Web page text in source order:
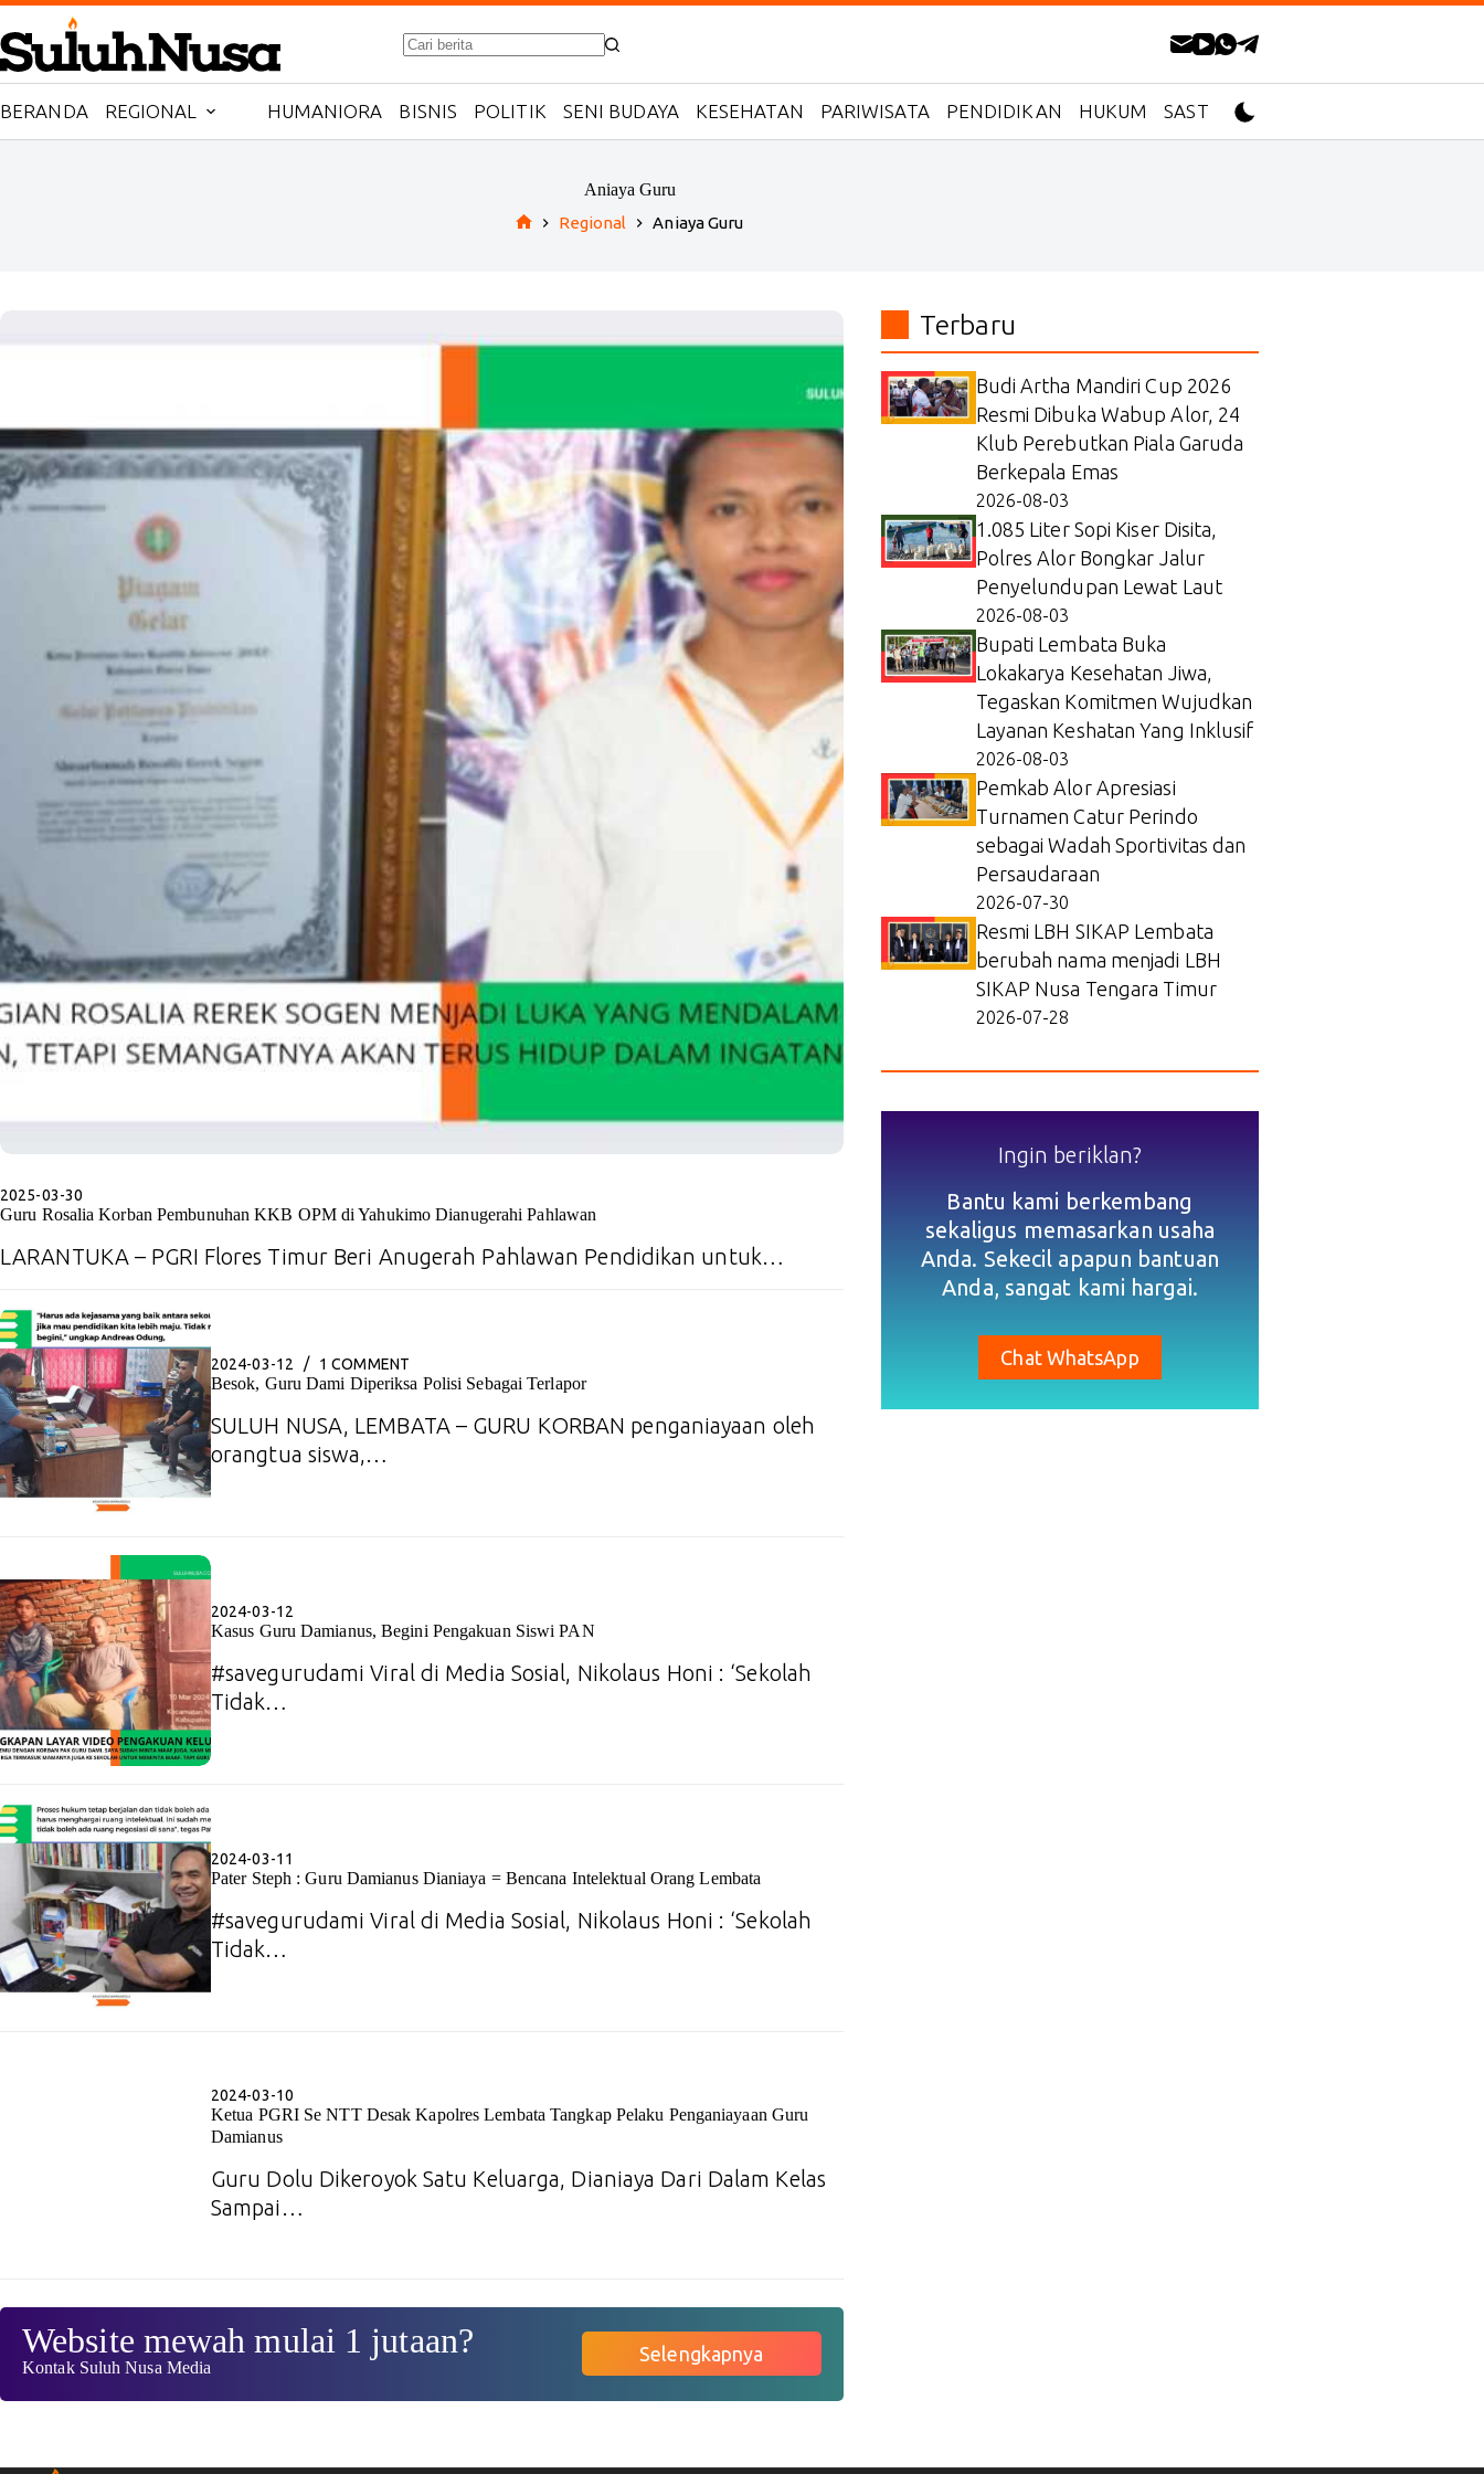
Skip
to
content
No
BERANDA REGIONAL HUMANIORA BISNIS POLITIK SENI BUDAYA KESEHATAN PARIWISATA PENDIDIKAN HUKUM SASTRA
Aniaya Guru
Regional Aniaya Guru
2025-03-30
Guru Rosalia Korban Pembunuhan KKB OPM di Yahukimo Dianugerahi Pahlawan
LARANTUKA – PGRI Flores Timur Beri Anugerah Pahlawan Pendidikan untuk…
2024-03-12 1 COMMENT
Besok, Guru Dami Diperiksa Polisi Sebagai Terlapor
SULUH NUSA, LEMBATA – GURU KORBAN penganiayaan oleh
orangtua siswa,…
2024-03-12
Kasus Guru Damianus, Begini Pengakuan Siswi PAN
#savegurudami Viral di Media Sosial, Nikolaus Honi : ‘Sekolah
Tidak…
2024-03-11
Pater Steph : Guru Damianus Dianiaya = Bencana Intelektual Orang Lembata
#savegurudami Viral di Media Sosial, Nikolaus Honi : ‘Sekolah
Tidak…
2024-03-10
Ketua PGRI Se NTT Desak Kapolres Lembata Tangkap Pelaku Penganiayaan Guru
Damianus
Guru Dolu Dikeroyok Satu Keluarga, Dianiaya Dari Dalam Kelas
Sampai…
Website mewah mulai 1 jutaan?
Kontak Suluh Nusa Media
Selengkapnya
Terbaru
Budi Artha Mandiri Cup 2026
Resmi Dibuka Wabup Alor, 24
Klub Perebutkan Piala Garuda
Berkepala Emas
2026-08-03
1.085 Liter Sopi Kiser Disita,
Polres Alor Bongkar Jalur
Penyelundupan Lewat Laut
2026-08-03
Bupati Lembata Buka
Lokakarya Kesehatan Jiwa,
Tegaskan Komitmen Wujudkan
Layanan Keshatan Yang Inklusif
2026-08-03
Pemkab Alor Apresiasi
Turnamen Catur Perindo
sebagai Wadah Sportivitas dan
Persaudaraan
2026-07-30
Resmi LBH SIKAP Lembata
berubah nama menjadi LBH
SIKAP Nusa Tengara Timur
2026-07-28
Ingin beriklan?
Bantu kami berkembang
sekaligus memasarkan usaha
Anda. Sekecil apapun bantuan
Anda, sangat kami hargai.
Chat WhatsApp